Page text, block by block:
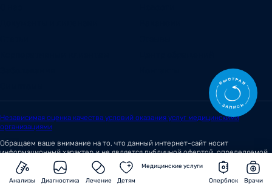
Независимая оценка качества условий оказания услуг медицинскими
организациями
Обращаем ваше внимание на то, что данный интернет-сайт носит
информационный характер и не является публичной офертой, определяемой
положениями
Статьи 437 (2)Гражданского кодекса Российской Федерации.
© 2026 Сеть медицинских центров «Вита»
Анализы Диагностика Лечение Детям
Медицинские услуги
Оперблок
Врачи